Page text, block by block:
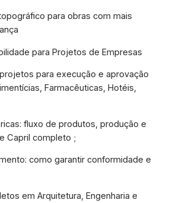
para obras com mais
para Projetos de Empresas
para execução e aprovação
Farmacêuticas, Hotéis,
fluxo de produtos, produção e
Capril completo ;
como garantir conformidade e
em Arquitetura, Engenharia e